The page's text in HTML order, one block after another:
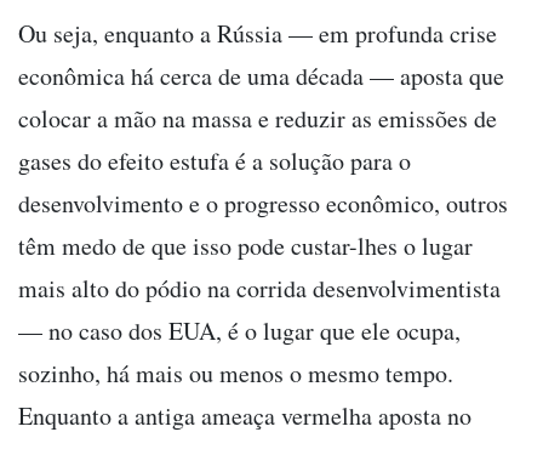
Ou seja, enquanto a Rússia — em profunda crise
econômica há cerca de uma década — aposta que
colocar a mão na massa e reduzir as emissões de
gases do efeito estufa é a solução para o
desenvolvimento e o progresso econômico, outros
têm medo de que isso pode custar-lhes o lugar
mais alto do pódio na corrida desenvolvimentista
— no caso dos EUA, é o lugar que ele ocupa,
sozinho, há mais ou menos o mesmo tempo.
Enquanto a antiga ameaça vermelha aposta no